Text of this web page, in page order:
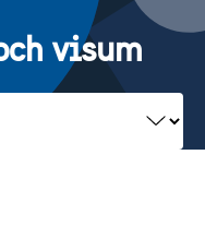
visum